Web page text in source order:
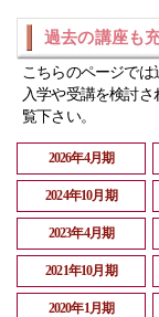
過去の講座も
こちらのページで
入学や受講を検討
覧下さい。
2026年4月期
2024年10月期
2023年4月期
2021年10月期
2020年1月期